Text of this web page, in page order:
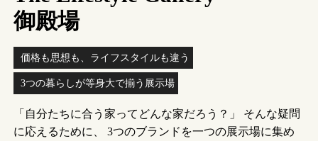
御殿場
価格も思想も、ライフスタイルも違う
3つの暮らしが等身大で揃う展示場
「自分たちに合う家ってどんな家だろう？」 そんな疑問
に応えるために、
3つのブランドを一つの展示場に集め